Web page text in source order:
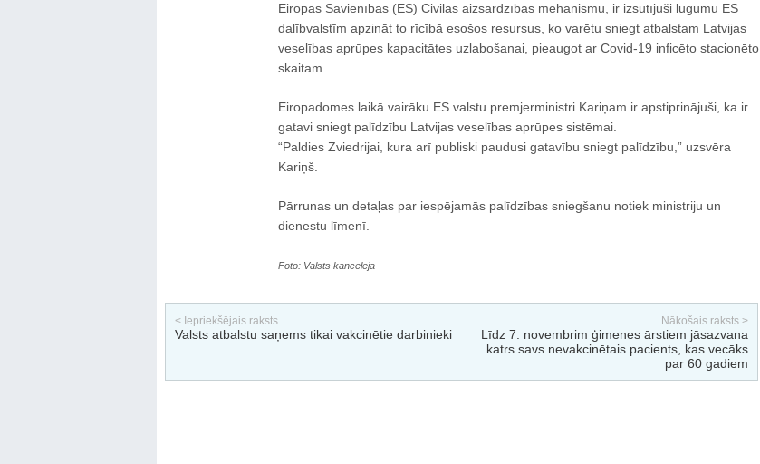
Eiropas Savienības (ES) Civilās aizsardzības mehānismu, ir izsūtījuši lūgumu ES
dalībvalstīm apzināt to rīcībā esošos resursus, ko varētu sniegt atbalstam Latvijas
veselības aprūpes kapacitātes uzlabošanai, pieaugot ar Covid-19 inficēto stacionēto
skaitam.
Eiropadomes laikā vairāku ES valstu premjerministri Kariņam ir apstiprinājuši, ka ir
gatavi sniegt palīdzību Latvijas veselības aprūpes sistēmai.
“Paldies Zviedrijai, kura arī publiski paudusi gatavību sniegt palīdzību,” uzsvēra
Kariņš.
Pārrunas un detaļas par iespējamās palīdzības sniegšanu notiek ministriju un
dienestu līmenī.
Foto: Valsts kanceleja
< Iepriekšējais raksts
Valsts atbalstu saņems tikai vakcinētie darbinieki
Nākošais raksts >
Līdz 7. novembrim ģimenes ārstiem jāsazvana
katrs savs nevakcinētais pacients, kas vecāks
par 60 gadiem